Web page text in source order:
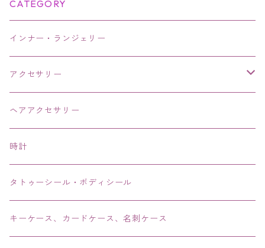
CATEGORY
インナー・ランジェリー
アクセサリー
ネックレス・チョーカー
ピアス・イヤリング・鼻ピアス
リング・指輪
ブレス・バングル・ブレスレット・腕輪
ヘアアクセサリー
時計
タトゥーシール・ボディシール
キーケース、カードケース、名刺ケース